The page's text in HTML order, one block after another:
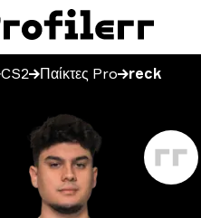
CS2 Παίκτες Pro reck